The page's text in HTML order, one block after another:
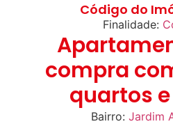
Código do
Finalidade:
compra
quartos e
Bairro: Jardim